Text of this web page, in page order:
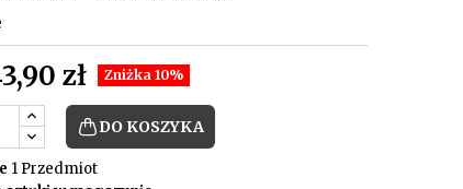
zł Zniżka 10%
DO KOSZYKA
1 Przedmiot